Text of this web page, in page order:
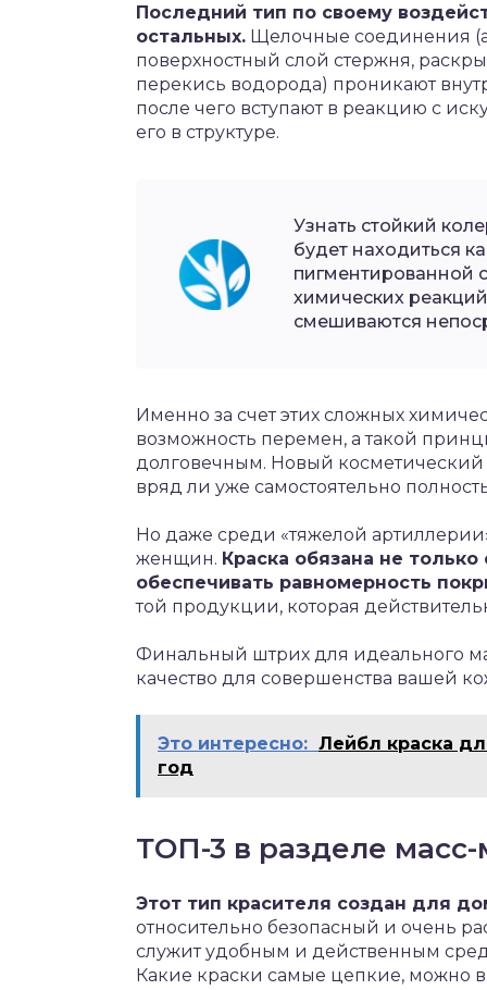
Последний тип по своему
остальных. Щелочные соединения
поверхностный слой стержня,
перекись водорода) проникают
после чего вступают в реакцию с
его в структуре.
Узнать стойкий
будет находиться
пигментированной
химических
смешиваются
Именно за счет этих сложных
возможность перемен, а такой
долговечным. Новый косметический
вряд ли уже самостоятельно
Но даже среди «тяжелой
женщин. Краска обязана не
обеспечивать равномерность
той продукции, которая
Финальный штрих для идеального
качество для совершенства вашей
Это интересно: Лейбл краска
год
ТОП-3 в разделе
Этот тип красителя создан для
относительно безопасный и очень
служит удобным и действенным
Какие краски самые цепкие, можно